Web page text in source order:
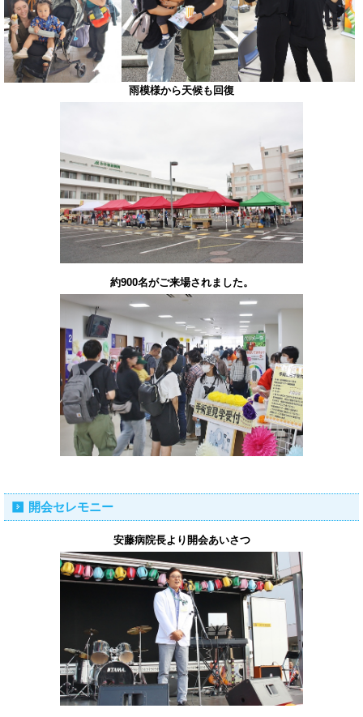
雨模様から天候も回復
約900名がご来場されました。
開会セレモニー
安藤病院長より開会あいさつ